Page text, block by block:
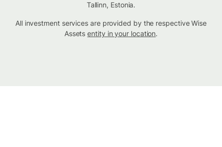
Tallinn, Estonia.
All investment services are provided by the respective Wise
Assetsentity in your location.